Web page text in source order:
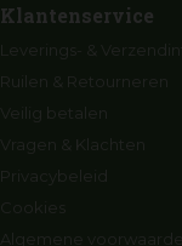
Klantenservice